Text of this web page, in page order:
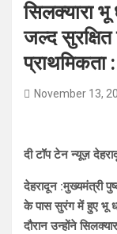
सिलक्यारा
जल्द सुरक्षित
प्राथमिकता
November 13,
दी टॉप टेन न्यूज़
देहरादून :मुख्यमंत्री
के पास सुरंग में हुए भू
दौरान उन्होंने